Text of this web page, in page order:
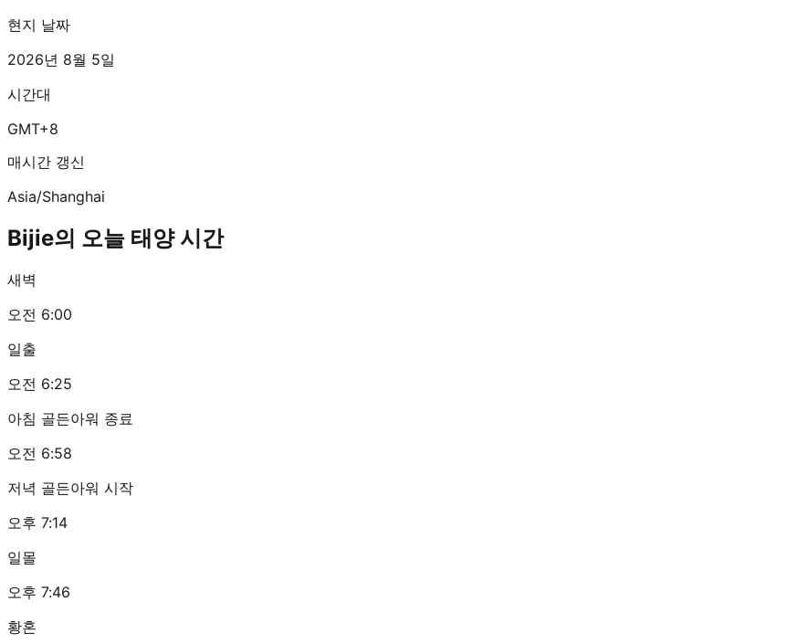
현지 날짜
2026년 8월 5일
시간대
GMT+8
매시간 갱신
Asia/Shanghai
Bijie의 오늘 태양 시간
새벽
오전 6:00
일출
오전 6:25
아침 골든아워 종료
오전 6:58
저녁 골든아워 시작
오후 7:14
일몰
오후 7:46
황혼